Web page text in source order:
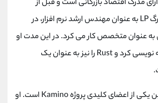
مدرک اقتصاد بازرگانی است و قبل از
پیوستن به بلومبرگ LP به عنوان مهندس ارشد نرم افزار، در
به عنوان متخصص کار می کرد. در این مدت او
به زبان ++C برنامه نویسی کرد و Rust را نیز به عنوان یک
مارک هال همچنین یکی از اعضای کلیدی پروژه Kamino است. او